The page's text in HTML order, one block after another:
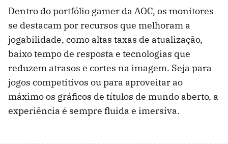
Dentro do portfólio gamer da AOC, os monitores
se destacam por recursos que melhoram a
jogabilidade, como altas taxas de atualização,
baixo tempo de resposta e tecnologias que
reduzem atrasos e cortes na imagem. Seja para
jogos competitivos ou para aproveitar ao
máximo os gráficos de títulos de mundo aberto, a
experiência é sempre fluida e imersiva.